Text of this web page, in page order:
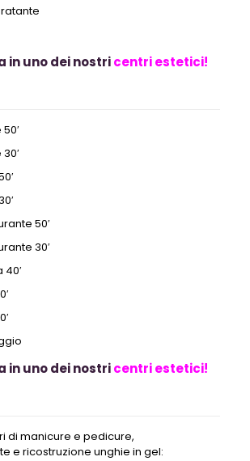
in uno dei nostricentri estetici!
50′
30′
in uno dei nostricentri estetici!
di manicure e pedicure,
e ricostruzione unghie in gel: